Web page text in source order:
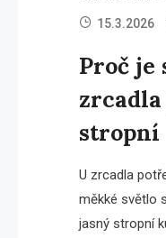
15.3.2026
Proč je
stropní
U zrcadla
měkké světlo
jasný stropní